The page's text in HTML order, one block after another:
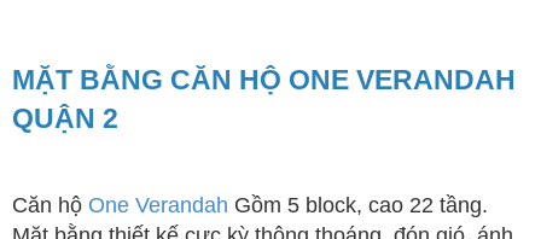
MẶT BẰNG CĂN HỘ ONE VERANDAH
QUẬN 2
Căn hộ One Verandah Gồm 5 block, cao 22 tầng.